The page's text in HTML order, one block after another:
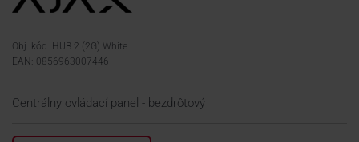
SPOLOČNOSŤ
ŠKOLENIE
Obj. kód: HUB 2 (2G) White
EAN: 0856963007446
Centrálny ovládací panel - bezdrôtový